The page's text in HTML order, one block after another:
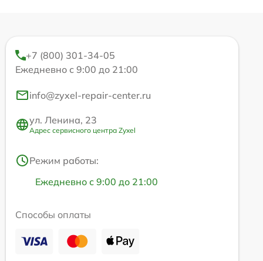
+7 (800) 301-34-05
Ежедневно с 9:00 до 21:00
info@zyxel-repair-center.ru
ул. Ленина, 23
Адрес сервисного центра Zyxel
Режим работы:
Ежедневно с 9:00 до 21:00
Способы оплаты